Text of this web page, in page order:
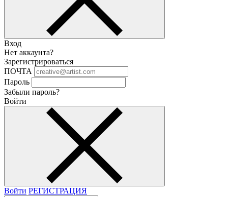
Вход
Нет аккаунта?
Зарегистрироваться
ПОЧТА
Пароль
Забыли пароль?
Войти
Войти РЕГИСТРАЦИЯ